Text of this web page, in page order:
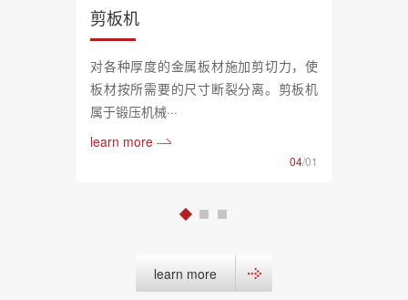
剪板机
对各种厚度的金属板材施加剪切力，使
板材按所需要的尺寸断裂分离。剪板机
属于锻压机械···
learn more
04/01
learn more